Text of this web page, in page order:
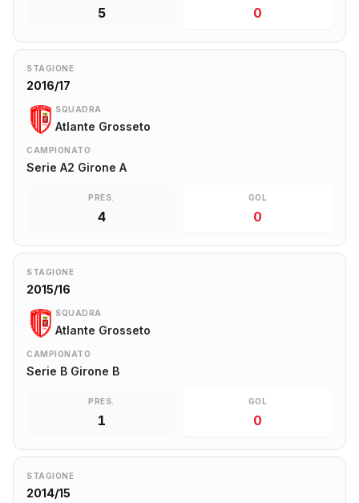
5 0
STAGIONE
2016/17
SQUADRA
Atlante Grosseto
CAMPIONATO
Serie A2 Girone A
PRES.
4
GOL
0
STAGIONE
2015/16
SQUADRA
Atlante Grosseto
CAMPIONATO
Serie B Girone B
PRES.
1
GOL
0
STAGIONE
2014/15